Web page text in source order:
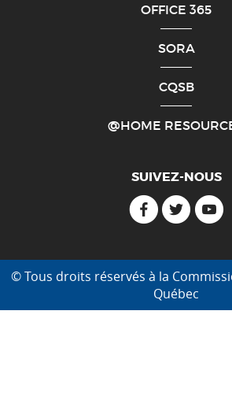
OFFICE 365
SORA
CQSB
@HOME
SUIVEZ-NOUS
FacebookTwitter
© Tous droits réservés à la
Québec